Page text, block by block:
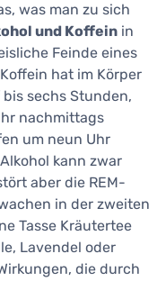
was man zu sich
und Koffein in
Feinde eines
hat im Körper
sechs Stunden,
nachmittags
um neun Uhr
kann zwar
aber die REM-
in der zweiten
Tasse Kräutertee
Lavendel oder
die durch